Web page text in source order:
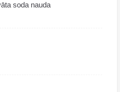
soda nauda